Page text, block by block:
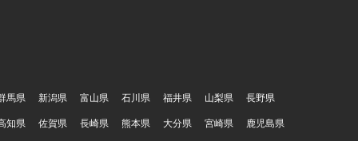
馬県 新潟県 富山県 石川県 福井県 山梨県
長野県
知県
佐賀県 長崎県 熊本県 大分県 宮崎県 鹿児島県